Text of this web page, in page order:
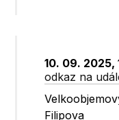
10. 09. 2025,
odkaz na
Filipova